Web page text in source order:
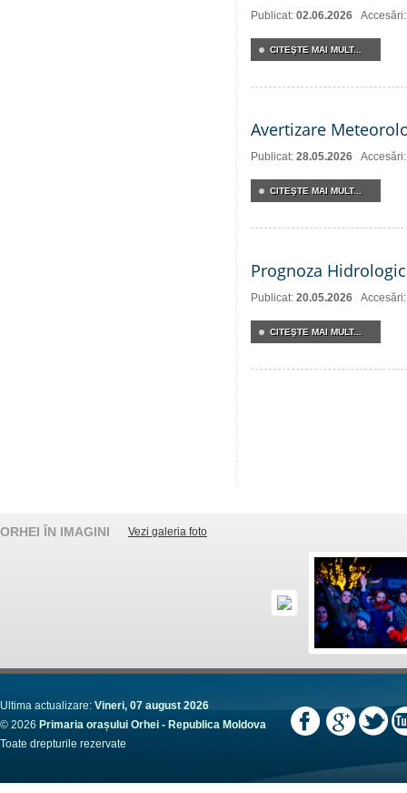
Publicat: 02.06.2026
CITEŞTE MAI MULT...
Avertizare
Publicat: 28.05.2026
CITEŞTE MAI MULT...
Prognoza
Publicat: 20.05.2026
CITEŞTE MAI MULT...
ORHEI ÎN IMAGINI Vezi galeria foto
Ultima actualizare: Vineri, 07 august 2026
© 2026 Primaria orașului Orhei - Republica Moldova
Toate drepturile rezervate